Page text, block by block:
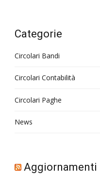
Categorie
Circolari Bandi
Circolari Contabilità
Circolari Paghe
News
Aggiornamenti